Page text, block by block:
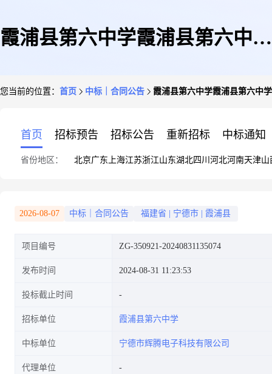
霞浦县第六中学霞浦县第六中学
您当前的位置： 首页 中标｜合同公告 霞浦县第六中学霞浦县第六中
首页 招标预告 招标公告 重新招标 中标通知
省份地区： 北京广东 上海江苏浙江山东湖北四川 河北河南天津山
2026-08-07 中标｜合同公告 福建省 宁德市 霞浦县
项目编号 ZG-350921-20240831135074
发布时间 2024-08-31 11:23:53
投标截止时间
招标单位 霞浦县第六中学
中标单位 宁德市辉腾电子科技有限公司
代理单位